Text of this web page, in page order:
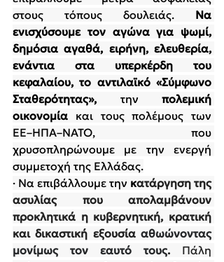
στους τόπους δουλειάς. Να
ενισχύσουμε τον αγώνα για ψωμί,
δημόσια αγαθά, ειρήνη, ελευθερία,
ενάντια στα υπερκέρδη του
κεφαλαίου, το αντιλαϊκό «Σύμφωνο
Σταθερότητας», την πολεμική
οικονομία και τους πολέμους των
ΕΕ–ΗΠΑ–ΝΑΤΟ, που
χρυσοπληρώνουμε με την ενεργή
συμμετοχή της Ελλάδας.
· Να επιβάλλουμε την κατάργηση της
ασυλίας που απολαμβάνουν
προκλητικά η κυβερνητική, κρατική
και δικαστική εξουσία αθωώνοντας
μονίμως τον εαυτό τους. Πάλη